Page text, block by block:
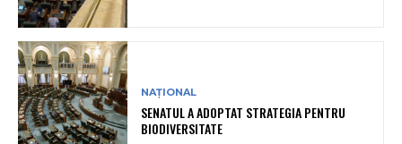
NAȚIONAL
SENATUL A ADOPTAT STRATEGIA PENTRU
BIODIVERSITATE